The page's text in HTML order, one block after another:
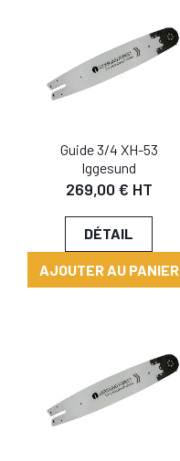
Guide 3/4 XH-53
Iggesund
269,00 € HT
DÉTAIL
AJOUTER AU PANIER